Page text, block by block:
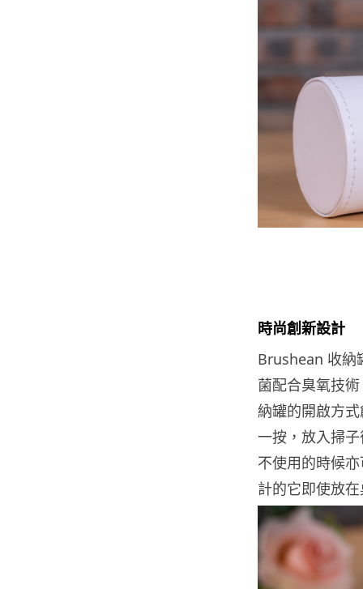
時尚創新設計
Brushean 收納
菌配合臭氧技
納罐的開啟方
一按，放入掃
不使用的時候
計的它即使放